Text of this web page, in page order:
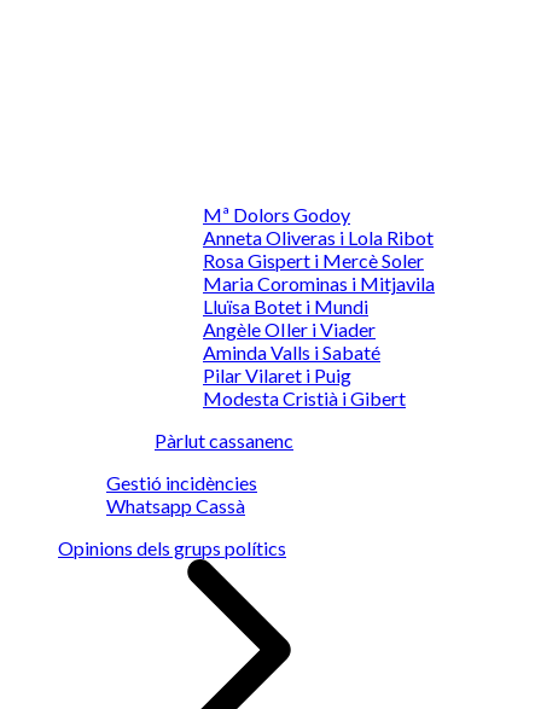
Mª Dolors Godoy
Anneta Oliveras i Lola Ribot
Rosa Gispert i Mercè Soler
Maria Corominas i Mitjavila
Lluïsa Botet i Mundi
Angèle OIler i Viader
Aminda Valls i Sabaté
Pilar Vilaret i Puig
Modesta Cristià i Gibert
Pàrlut cassanenc
Gestió incidències
Whatsapp Cassà
Opinions dels grups polítics